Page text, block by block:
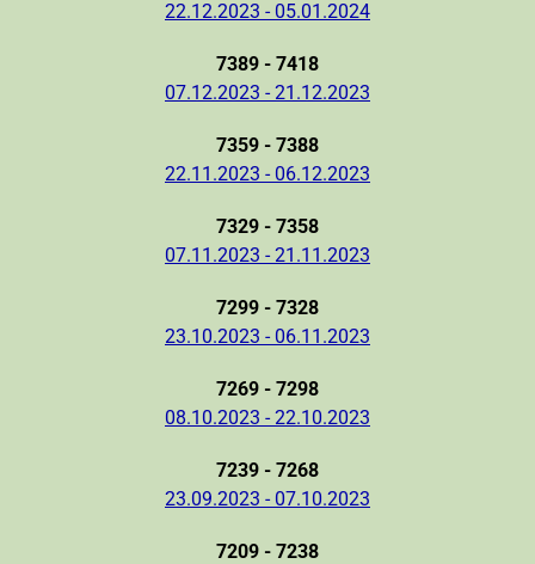
22.12.2023 - 05.01.2024
7389 - 7418
07.12.2023 - 21.12.2023
7359 - 7388
22.11.2023 - 06.12.2023
7329 - 7358
07.11.2023 - 21.11.2023
7299 - 7328
23.10.2023 - 06.11.2023
7269 - 7298
08.10.2023 - 22.10.2023
7239 - 7268
23.09.2023 - 07.10.2023
7209 - 7238